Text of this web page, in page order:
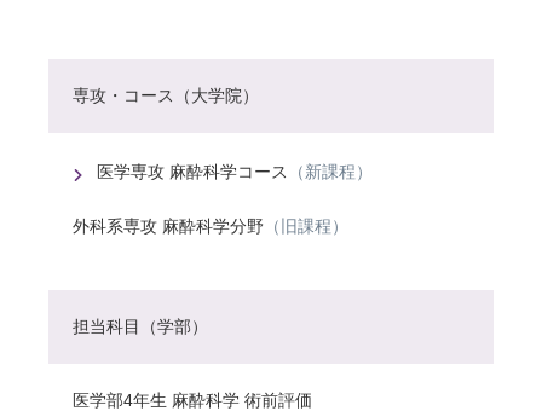
専攻・コース（大学院）
医学専攻 麻酔科学コース （新課程）
外科系専攻 麻酔科学分野 （旧課程）
担当科目（学部）
医学部4年生 麻酔科学 術前評価